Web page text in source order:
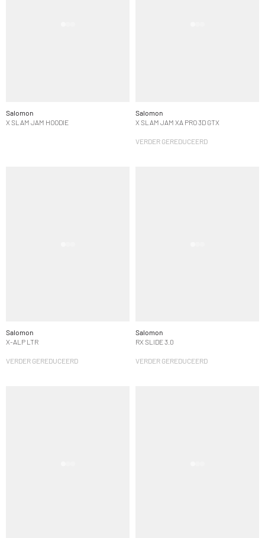
Salomon
X SLAM JAM HOODIE
Salomon
X SLAM JAM XA PRO 3D GTX
VERDER GEREDUCEERD
Salomon
X-ALP LTR
VERDER GEREDUCEERD
Salomon
RX SLIDE 3.0
VERDER GEREDUCEERD